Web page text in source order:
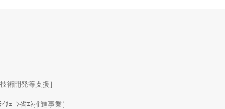
術開発等支援］
ﾁｪｰﾝ省ｴﾈ推進事業］